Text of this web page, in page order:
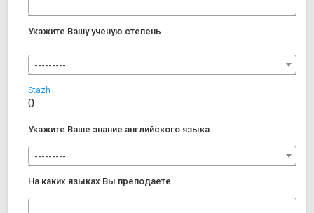
Укажите Вашу ученую степень
---------
Stazh
Укажите Ваше знание английского языка
---------
На каких языках Вы преподаете